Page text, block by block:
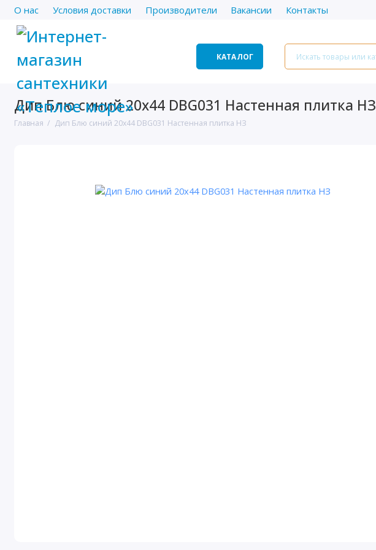
О нас Условия доставки Производители Вакансии Контакты
КАТАЛОГ
Дип Блю синий 20х44 DBG031 Настенная плитка НЗ
Главная Дип Блю синий 20х44 DBG031 Настенная плитка НЗ